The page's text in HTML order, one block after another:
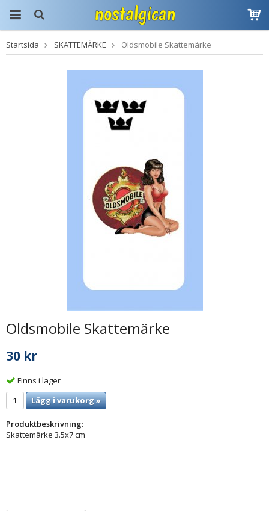
Produkten har blivit
tillagd i varukorgen
Startsida SKATTEMÄRKE Oldsmobile Skattemärke
Oldsmobile Skattemärke
30 kr
Finns i lager
Lägg i varukorg »
Produktbeskrivning:
Skattemärke 3.5x7 cm